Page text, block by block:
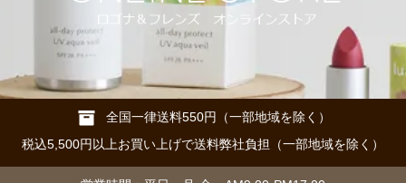
全国一律送料550円（一部地域を除く）
税込5,500円以上お買い上げで送料弊社負担（一部地域を除く）